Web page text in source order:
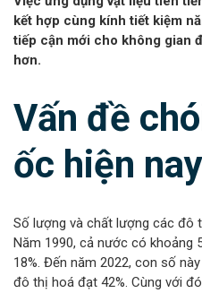
kết hợp cùng kính tiết kiệm
tiếp cận mới cho không gian
hơn.
Vấn đề
ốc hiện nay
Số lượng và chất lượng các đô
Năm 1990, cả nước có khoảng
18%. Đến năm 2022, con số
đô thị hoá đạt 42%. Cùng với